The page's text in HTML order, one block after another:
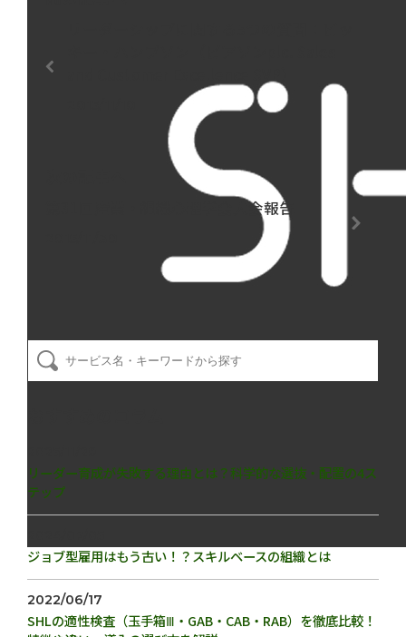
第31回産業・組織心理学会大会報告
リーダー育成が失敗する理由とは？科学的な選抜・配置の4ス
テップ
ジョブ型雇用はもう古い！？スキルベースの組織とは
2022/06/17
SHLの適性検査（玉手箱Ⅲ・GAB・CAB・RAB）を徹底比較！